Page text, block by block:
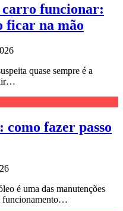
carro funcionar:
ficar na mão
quase sempre é a
fazer passo
é uma das manutenções
funcionamento…